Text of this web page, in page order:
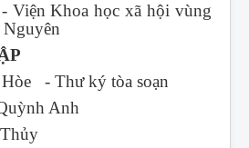
Viện Khoa học xã hội vùng
- Thư ký tòa soạn
Anh